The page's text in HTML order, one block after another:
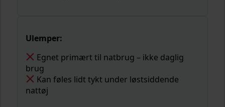
Ulemper:
Egnet primært til natbrug – ikke daglig
brug
Kan føles lidt tykt under løstsiddende
nattøj